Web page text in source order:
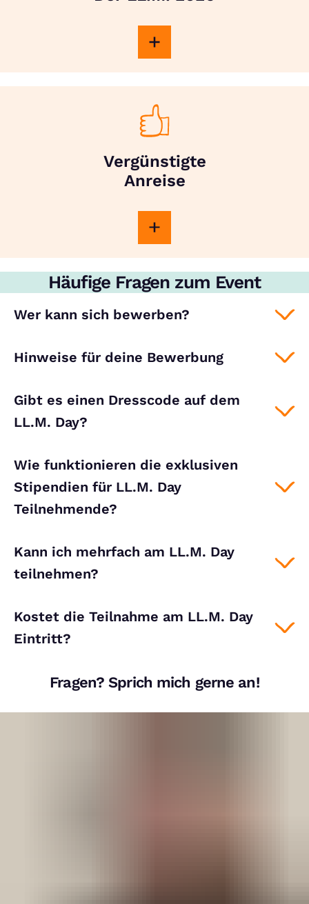
Vergünstigte
Anreise
Häufige Fragen zum Event
Wer kann sich bewerben?
Hinweise für deine Bewerbung
Gibt es einen Dresscode auf dem
LL.M. Day?
Wie funktionieren die exklusiven
Stipendien für LL.M. Day
Teilnehmende?
Kann ich mehrfach am LL.M. Day
teilnehmen?
Kostet die Teilnahme am LL.M. Day
Eintritt?
Fragen? Sprich mich gerne an!